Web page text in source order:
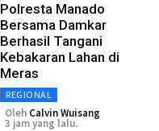
Polresta Manado
Bersama Damkar
Berhasil Tangani
Kebakaran Lahan di
Meras
REGIONAL
Oleh Calvin Wuisang
3 jam yang lalu.